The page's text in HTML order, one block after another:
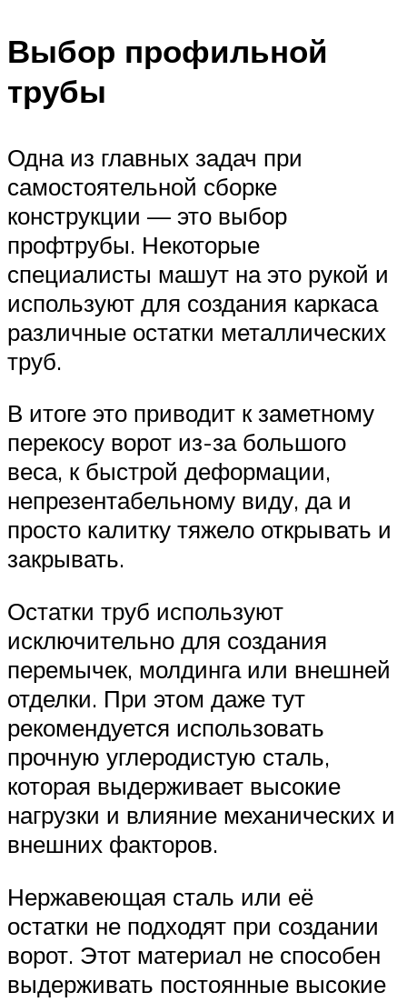
Выбор профильной
трубы
Одна из главных задач при
самостоятельной сборке
конструкции — это выбор
профтрубы. Некоторые
специалисты машут на это рукой и
используют для создания каркаса
различные остатки металлических
труб.
В итоге это приводит к заметному
перекосу ворот из-за большого
веса, к быстрой деформации,
непрезентабельному виду, да и
просто калитку тяжело открывать и
закрывать.
Остатки труб используют
исключительно для создания
перемычек, молдинга или внешней
отделки. При этом даже тут
рекомендуется использовать
прочную углеродистую сталь,
которая выдерживает высокие
нагрузки и влияние механических и
внешних факторов.
Нержавеющая сталь или её
остатки не подходят при создании
ворот. Этот материал не способен
выдерживать постоянные высокие